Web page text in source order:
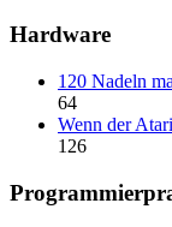
Hardware
120 Nadeln
64
Wenn der
126